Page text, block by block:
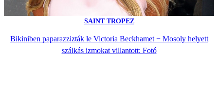
SAINT TROPEZ
Bikiniben paparazzizták le Victoria Beckhamet − Mosoly helyett
szálkás izmokat villantott: Fotó